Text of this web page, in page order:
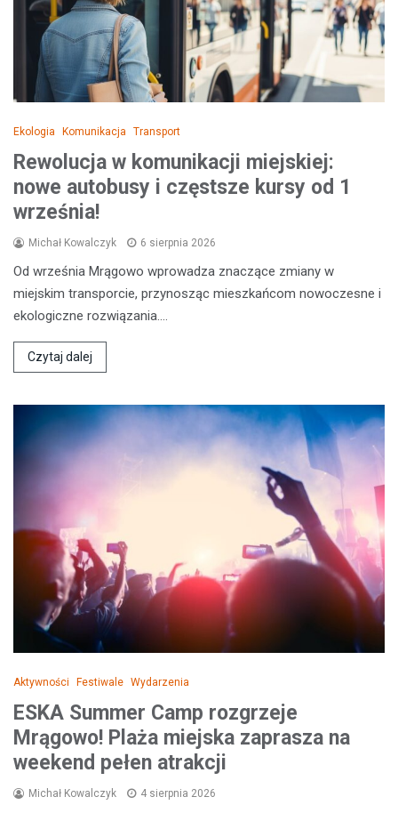
Ekologia Komunikacja Transport
Rewolucja w komunikacji miejskiej:
nowe autobusy i częstsze kursy od 1
września!
Michał Kowalczyk 6 sierpnia 2026
Od września Mrągowo wprowadza znaczące zmiany w
miejskim transporcie, przynosząc mieszkańcom nowoczesne i
ekologiczne rozwiązania.…
Czytaj dalej
Aktywności Festiwale Wydarzenia
ESKA Summer Camp rozgrzeje
Mrągowo! Plaża miejska zaprasza na
weekend pełen atrakcji
Michał Kowalczyk 4 sierpnia 2026